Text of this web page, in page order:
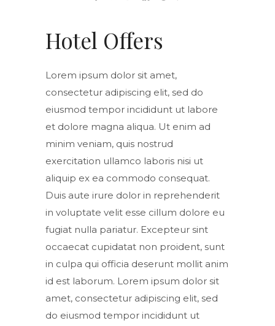
Hotel Offers
Lorem ipsum dolor sit amet,
consectetur adipiscing elit, sed do
eiusmod tempor incididunt ut labore
et dolore magna aliqua. Ut enim ad
minim veniam, quis nostrud
exercitation ullamco laboris nisi ut
aliquip ex ea commodo consequat.
Duis aute irure dolor in reprehenderit
in voluptate velit esse cillum dolore eu
fugiat nulla pariatur. Excepteur sint
occaecat cupidatat non proident, sunt
in culpa qui officia deserunt mollit anim
id est laborum. Lorem ipsum dolor sit
amet, consectetur adipiscing elit, sed
do eiusmod tempor incididunt ut